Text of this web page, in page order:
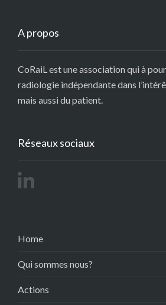
A propos
CoRaiL est une association qui à
radiologie indépendante dans
mais aussi du patient.
Réseaux sociaux
Home
Qui sommes nous?
Actions